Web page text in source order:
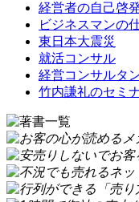
経営者の自己啓
ビジネスマンの
東日本大震災
就活コンサル
経営コンサルタ
竹内謙礼のセミ